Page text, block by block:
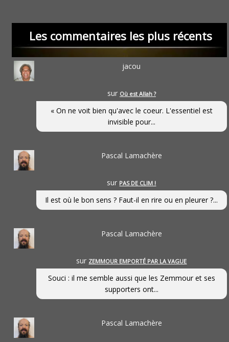
Les commentaires les plus récents
jacou
sur Où est Allah ?
« On ne voit bien qu'avec le coeur. L'essentiel est
invisible pour...
Pascal Lamachère
sur PAS DE CLIM !
Il est où le bon sens ? Faut-il en rire ou en pleurer ?...
Pascal Lamachère
sur ZEMMOUR EMPORTÉ PAR LA VAGUE
Souci : il me semble aussi que les Zemmour et ses
supporters ont...
Pascal Lamachère